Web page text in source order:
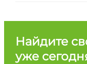
Найдите
уже